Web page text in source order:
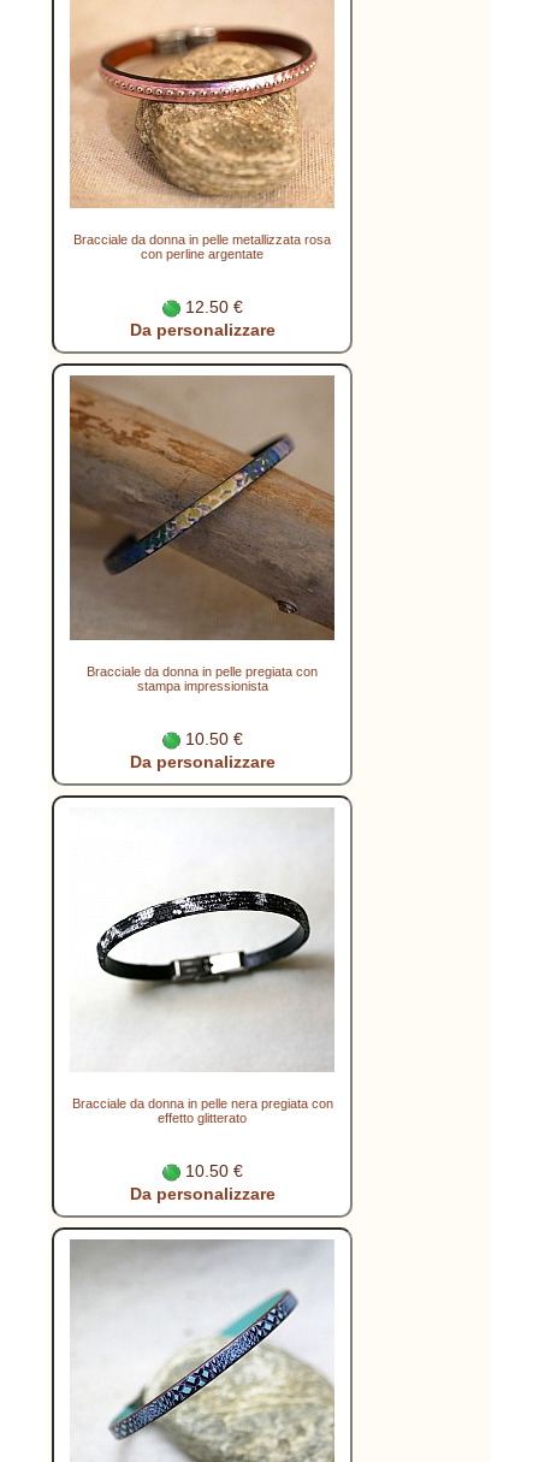
Bracciale da donna in pelle metallizzata rosa
con perline argentate
12.50 €
Da personalizzare
Bracciale da donna in pelle pregiata con
stampa impressionista
10.50 €
Da personalizzare
Bracciale da donna in pelle nera pregiata con
effetto glitterato
10.50 €
Da personalizzare